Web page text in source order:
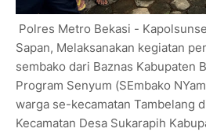
Polres Metro Bekasi -
Sapan, Melaksanakan kegiatan
sembako dari Baznas Kabupaten
Program Senyum (SEmbako
warga se-kecamatan Tambelang
Kecamatan Desa Sukarapih